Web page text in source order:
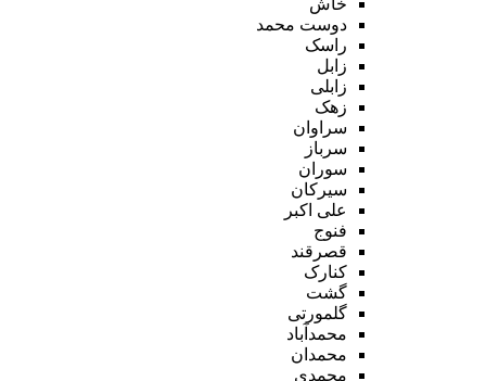
دوست محمد
راسک
زابل
زابلی
زهک
سراوان
سرباز
سوران
سیرکان
علی اکبر
فنوج
قصرقند
کنارک
گشت
گلمورتی
محمدآباد
محمدان
محمدی